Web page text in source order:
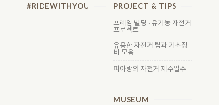
#RIDEWITHYOU PROJECT & TIPS
프레임 빌딩 · 유기농 자전거
프로젝트
유용한 자전거 팁과 기초정
비 모음
피아랑의 자전거 제주일주
MUSEUM